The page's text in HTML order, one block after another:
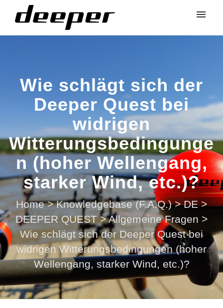
Wie schlägt sich der
Deeper Quest bei
widrigen
Witterungsbedingunge
n (hoher Wellengang,
starker Wind, etc.)?
Home > Knowledgebase (F.A.Q.) > DE >
DEEPER QUEST > Allgemeine Fragen >
Wie schlägt sich der Deeper Quest bei
widrigen Witterungsbedingungen (hoher
Wellengang, starker Wind, etc.)?